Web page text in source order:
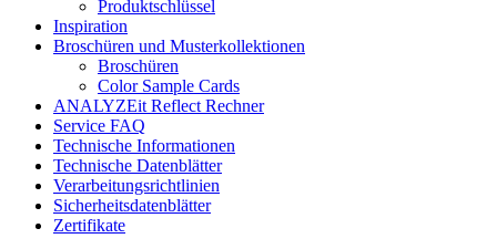
Produktschlüssel
Inspiration
Broschüren und Musterkollektionen
Broschüren
Color Sample Cards
ANALYZEit Reflect Rechner
Service FAQ
Technische Informationen
Technische Datenblätter
Verarbeitungsrichtlinien
Sicherheitsdatenblätter
Zertifikate